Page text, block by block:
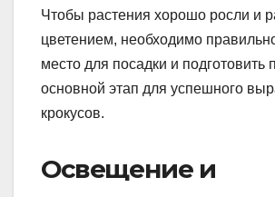
Чтобы растения хорошо росли и
цветением, необходимо
место для посадки и подготовить
основной этап для успешного
крокусов.
Освещение и